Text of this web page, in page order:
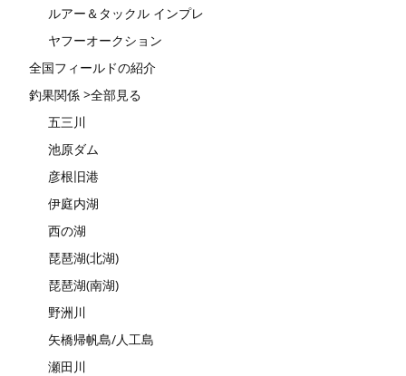
ルアー＆タックル インプレ
ヤフーオークション
全国フィールドの紹介
釣果関係 >全部見る
五三川
池原ダム
彦根旧港
伊庭内湖
西の湖
琵琶湖(北湖)
琵琶湖(南湖)
野洲川
矢橋帰帆島/人工島
瀬田川